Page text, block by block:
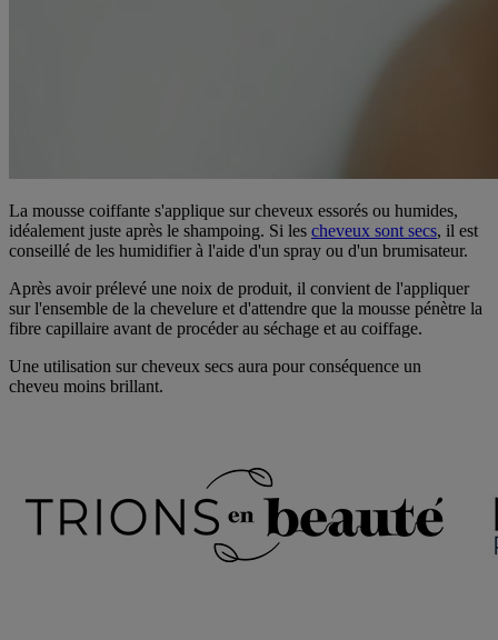
La mousse coiffante s'applique sur cheveux essorés ou humides,
idéalement juste après le shampoing. Si les cheveux sont secs, il est
conseillé de les humidifier à l'aide d'un spray ou d'un brumisateur.
Après avoir prélevé une noix de produit, il convient de l'appliquer
sur l'ensemble de la chevelure et d'attendre que la mousse pénètre la
fibre capillaire avant de procéder au séchage et au coiffage.
Une utilisation sur cheveux secs aura pour conséquence un
cheveu moins brillant.